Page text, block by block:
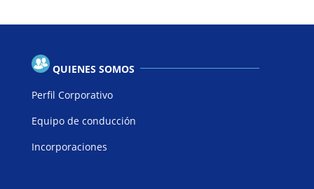
QUIENES SOMOS
Perfil Corporativo
Equipo de conducción
Incorporaciones